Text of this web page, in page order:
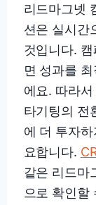
리드마그넷
션은 실시간
것입니다.
면 성과를
에요. 따라
타기팅의 전
에 더 투자
요합니다.
같은 리드마
으로 확인할